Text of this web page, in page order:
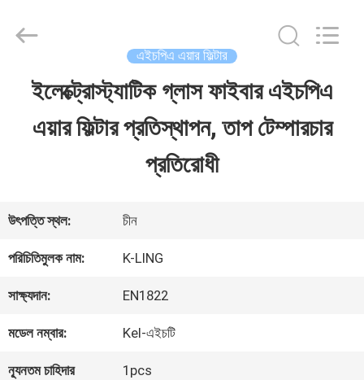
বাড়ি
আমাদের
সম্বন্ধে
কারখানা
পরিদর্শন
Purification
এইচপিএ এয়ার ফিল্টার
ইলেক্ট্রোস্ট্যাটিক গ্লাস ফাইবার এইচপিএ
এয়ার ফিল্টার প্রতিস্থাপন, তাপ টেম্পারচার
প্রতিরোধী
উৎপত্তি স্থল: চীন
পরিচিতিমুলক নাম: K-LING
সাক্ষ্যদান: EN1822
মডেল নম্বার: Kel-এইচটি
ন্যূনতম চাহিদার
1pcs